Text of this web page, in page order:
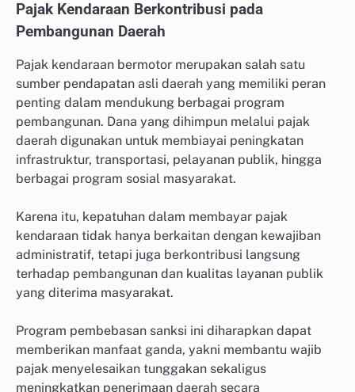
Pajak Kendaraan Berkontribusi pada
Pembangunan Daerah
Pajak kendaraan bermotor merupakan salah satu
sumber pendapatan asli daerah yang memiliki peran
penting dalam mendukung berbagai program
pembangunan. Dana yang dihimpun melalui pajak
daerah digunakan untuk membiayai peningkatan
infrastruktur, transportasi, pelayanan publik, hingga
berbagai program sosial masyarakat.
Karena itu, kepatuhan dalam membayar pajak
kendaraan tidak hanya berkaitan dengan kewajiban
administratif, tetapi juga berkontribusi langsung
terhadap pembangunan dan kualitas layanan publik
yang diterima masyarakat.
Program pembebasan sanksi ini diharapkan dapat
memberikan manfaat ganda, yakni membantu wajib
pajak menyelesaikan tunggakan sekaligus
meningkatkan penerimaan daerah secara